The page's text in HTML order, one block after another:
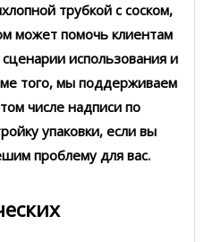
трубкой с соском,
может помочь клиентам
использования и
того, мы поддерживаем
числе надписи по
упаковки, если вы
проблему для вас.